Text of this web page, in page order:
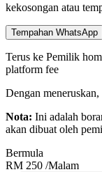
kekosongan atau
Tempahan WhatsApp
Terus ke Pemilik
platform fee
Dengan
Nota: Ini adalah
akan dibuat oleh
Bermula
RM 250 /Malam